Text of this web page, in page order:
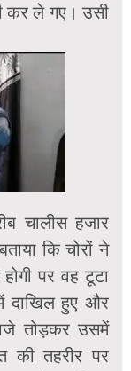
कर ले गए। उसी
चालीस हजार
कि चोरों ने
पर वह टूटा
दाखिल हुए और
तोड़कर उसमें
की तहरीर पर